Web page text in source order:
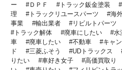
ー
ＤＰＦ トラック鈑金塗装
理
トラックリユースパーツ 海
事業
輸出業者 リビルトパーツ
トラック解体
廃車にしたい 水
車
廃車したい 不動車 キャ
ド
三菱ふそう UDトラックス
りたい
車好き女子 高価買取り